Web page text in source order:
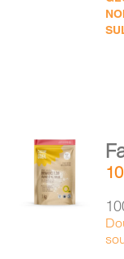
AJOUTER
AU
PANIER
/